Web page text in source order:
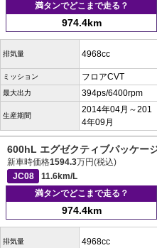
満タンでどこまで走る？
974.4km
排気量 4968cc
ミッション フロアCVT
最大出力 394ps/6400rpm
生産期間
2014年04月～201
4年09月
600hL エグゼクティブパッケー
新車時価格1594.3万円(税込)
JC08
11.6km/L
満タンでどこまで走る？
974.4km
排気量 4968cc